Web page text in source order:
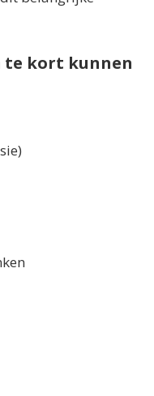
te kort kunnen